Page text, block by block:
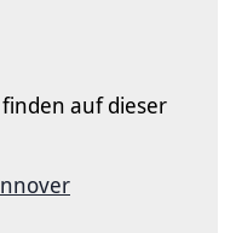
auf dieser